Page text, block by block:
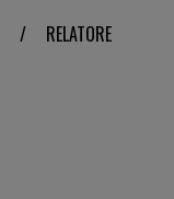
/ RELATORE